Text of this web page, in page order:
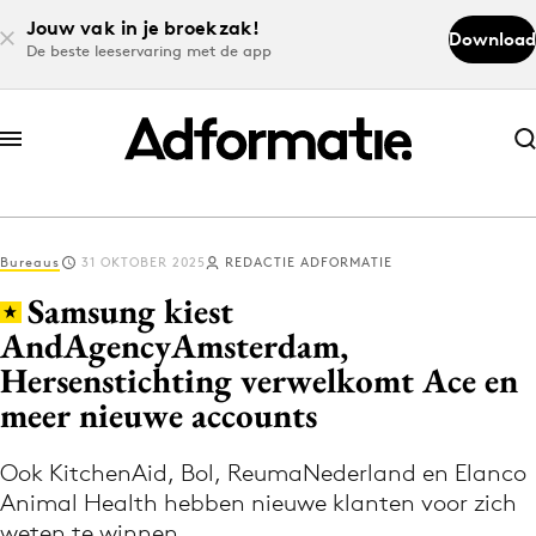
Jouw vak in je broekzak!
De beste leeservaring met de app
Download
Abonneer nu
Abonneer nu
Log in
Download de app
Volg het laatste nieuws via de Adformatie
Nieuws app
Bureaus 31 OKTOBER 2025 REDACTIE ADFORMATIE
Samsung kiest
AndAgencyAmsterdam,
Hersenstichting verwelkomt Ace en
meer nieuwe accounts
Ook KitchenAid, Bol, ReumaNederland en Elanco
Animal Health hebben nieuwe klanten voor zich